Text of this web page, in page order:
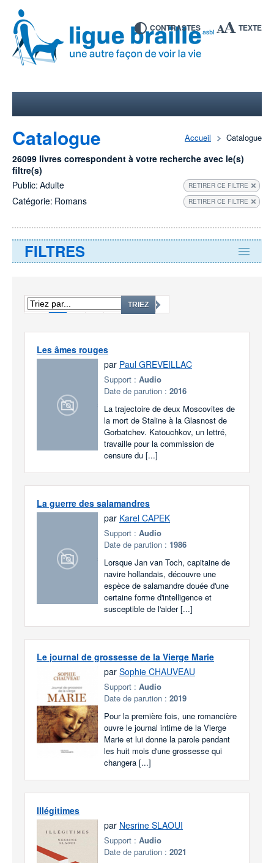
CONTRASTES TEXTE
Accueil Catalogue
Catalogue
26099 livres correspondent à votre recherche avec le(s)
filtre(s)
Public: Adulte RETIRER CE FILTRE
Catégorie: Romans RETIRER CE FILTRE
FILTRES
1 1632
TRIEZ
Les âmes rouges
par Paul GREVEILLAC
Support : Audio
Date de parution : 2016
La trajectoire de deux Moscovites de
la mort de Staline à la Glasnost de
Gorbatchev. Katouchkov, un lettré,
travaille pour la commission de
censure du [...]
La guerre des salamandres
par Karel CAPEK
Support : Audio
Date de parution : 1986
Lorsque Jan van Toch, capitaine de
navire hollandais, découvre une
espèce de salamandre douée d'une
certaine forme d'intelligence et
susceptible de l'aider [...]
Le journal de grossesse de la Vierge Marie
par Sophie CHAUVEAU
Support : Audio
Date de parution : 2019
Pour la première fois, une romancière
ouvre le journal intime de la Vierge
Marie et lui donne la parole pendant
les huit mois d'une grossesse qui
changera [...]
Illégitimes
par Nesrine SLAOUI
Support : Audio
Date de parution : 2021